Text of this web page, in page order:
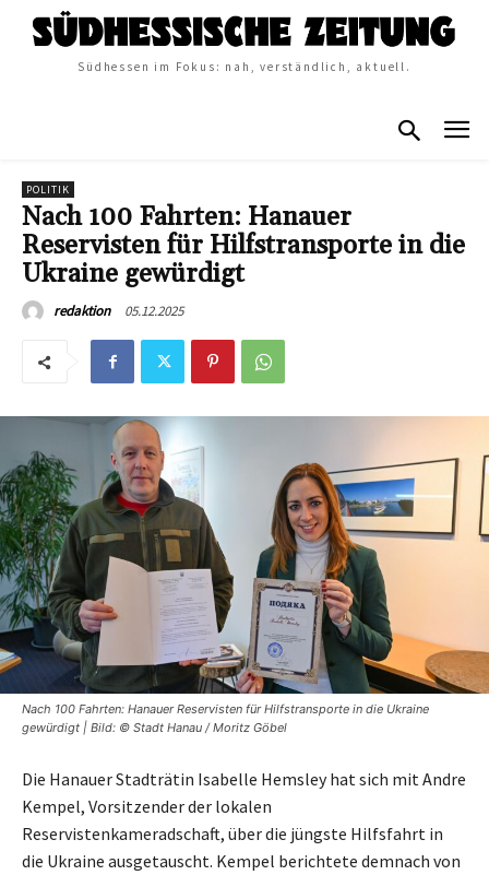
Südhessen im Fokus: nah, verständlich, aktuell.
POLITIK
Nach 100 Fahrten: Hanauer
Reservisten für Hilfstransporte in die
Ukraine gewürdigt
redaktion 05.12.2025
Nach 100 Fahrten: Hanauer Reservisten für Hilfstransporte in die Ukraine
gewürdigt | Bild: © Stadt Hanau / Moritz Göbel
Die Hanauer Stadträtin Isabelle Hemsley hat sich mit Andre
Kempel, Vorsitzender der lokalen
Reservistenkameradschaft, über die jüngste Hilfsfahrt in
die Ukraine ausgetauscht. Kempel berichtete demnach von